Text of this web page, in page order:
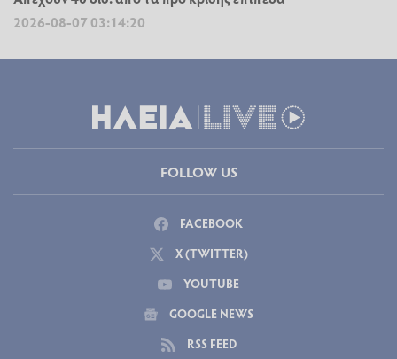
2026-08-07 03:14:20
FOLLOW US
FACEBOOK
X (TWITTER)
YOUTUBE
GOOGLE NEWS
RSS FEED